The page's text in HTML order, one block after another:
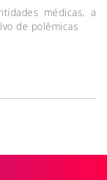
médicas, a
de polêmicas